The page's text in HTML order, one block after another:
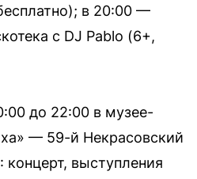
в 20:00 —
с DJ Pablo (6+,
до 22:00 в музее-
— 59-й Некрасовский
концерт, выступления